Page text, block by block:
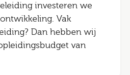
investeren we
Vak
Dan hebben wij
van